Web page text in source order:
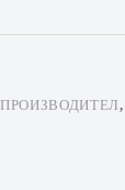
ПРОИЗВОДИТЕЛ